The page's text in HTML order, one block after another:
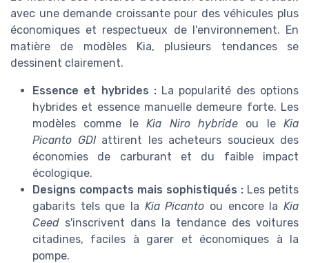
avec une demande croissante pour des véhicules plus
économiques et respectueux de l'environnement. En
matière de modèles Kia, plusieurs tendances se
dessinent clairement.
Essence et hybrides :La popularité des options
hybrides et essence manuelle demeure forte. Les
modèles comme leKia Niro hybrideou le Kia
Picanto GDIattirent les acheteurs soucieux des
économies de carburant et du faible impact
écologique.
Designs compacts mais sophistiqués : Les petits
gabarits tels que la Kia Picanto ou encore laKia
Ceed s'inscrivent dans la tendance des voitures
citadines, faciles à garer et économiques à la
pompe.